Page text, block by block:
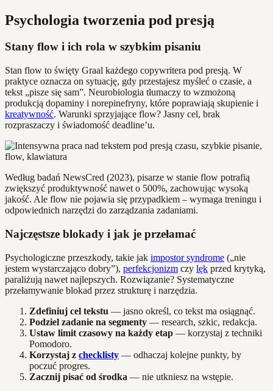
Psychologia tworzenia pod presją
Stany flow i ich rola w szybkim pisaniu
Stan flow to święty Graal każdego copywritera pod presją. W
praktyce oznacza on sytuację, gdy przestajesz myśleć o czasie, a
tekst „pisze się sam”. Neurobiologia tłumaczy to wzmożoną
produkcją dopaminy i norepinefryny, które poprawiają skupienie i
kreatywność. Warunki sprzyjające flow? Jasny cel, brak
rozpraszaczy i świadomość deadline’u.
Według badań NewsCred (2023), pisarze w stanie flow potrafią
zwiększyć produktywność nawet o 500%, zachowując wysoką
jakość. Ale flow nie pojawia się przypadkiem – wymaga treningu i
odpowiednich narzędzi do zarządzania zadaniami.
Najczęstsze blokady i jak je przełamać
Psychologiczne przeszkody, takie jak impostor syndrome („nie
jestem wystarczająco dobry”), perfekcjonizm czy lęk przed krytyką,
paraliżują nawet najlepszych. Rozwiązanie? Systematyczne
przełamywanie blokad przez strukturę i narzędzia.
Zdefiniuj cel tekstu — jasno określ, co tekst ma osiągnąć.
Podziel zadanie na segmenty — research, szkic, redakcja.
Ustaw limit czasowy na każdy etap — korzystaj z techniki
Pomodoro.
Korzystaj z checklisty — odhaczaj kolejne punkty, by
poczuć progres.
Zacznij pisać od środka — nie utkniesz na wstępie.